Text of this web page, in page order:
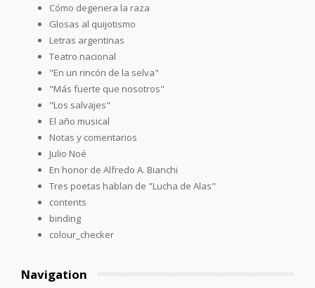
Cómo degenera la raza
Glosas al quijotismo
Letras argentinas
Teatro nacional
"En un rincón de la selva"
"Más fuerte que nosotros"
"Los salvajes"
El año musical
Notas y comentarios
Julio Noé
En honor de Alfredo A. Bianchi
Tres poetas hablan de "Lucha de Alas"
contents
binding
colour_checker
Navigation